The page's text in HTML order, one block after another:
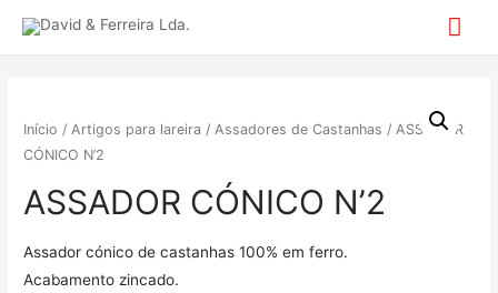
Início /Artigos para lareira /Assadores de Castanhas / ASSADOR
CÓNICO N’2
ASSADOR CÓNICO N’2
Assador cónico de castanhas 100% em ferro.
Acabamento zincado.